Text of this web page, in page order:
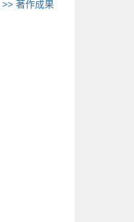
>>著作成果